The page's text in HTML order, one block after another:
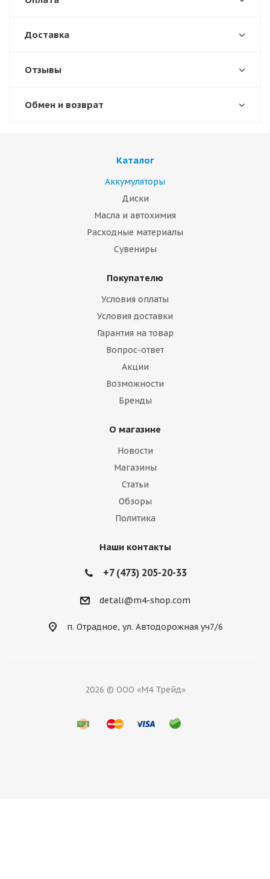
Доставка
Отзывы
Обмен и возврат
Каталог
Аккумуляторы
Диски
Масла и автохимия
Расходные материалы
Сувениры
Покупателю
Условия оплаты
Условия доставки
Гарантия на товар
Вопрос-ответ
Акции
Возможности
Бренды
О магазине
Новости
Магазины
Статьи
Обзоры
Политика
Наши контакты
+7 (473) 205-20-33
detali@m4-shop.com
п. Отрадное, ул. Автодорожная уч7/6
2026 © ООО «М4 Трейд»